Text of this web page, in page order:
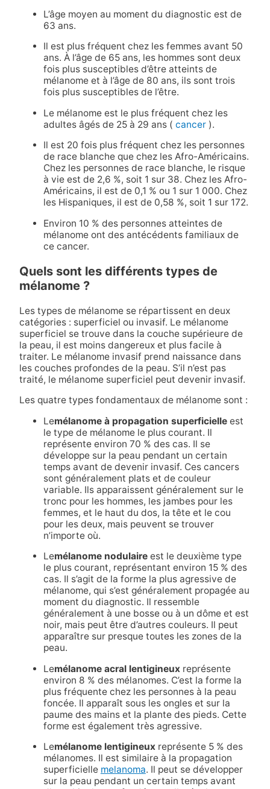
L’âge moyen au moment du diagnostic est de
63 ans.
Il est plus fréquent chez les femmes avant 50
ans. À l’âge de 65 ans, les hommes sont deux
fois plus susceptibles d’être atteints de
mélanome et à l’âge de 80 ans, ils sont trois
fois plus susceptibles de l’être.
Le mélanome est le plus fréquent chez les
adultes âgés de 25 à 29 ans ( cancer).
Il est 20 fois plus fréquent chez les personnes
de race blanche que chez les Afro-Américains.
Chez les personnes de race blanche, le risque
à vie est de 2,6 %, soit 1 sur 38. Chez les Afro-
Américains, il est de 0,1 % ou 1 sur 1 000. Chez
les Hispaniques, il est de 0,58 %, soit 1 sur 172.
Environ 10 % des personnes atteintes de
mélanome ont des antécédents familiaux de
ce cancer.
Quels sont les différents types de
mélanome ?
Les types de mélanome se répartissent en deux
catégories : superficiel ou invasif. Le mélanome
superficiel se trouve dans la couche supérieure de
la peau, il est moins dangereux et plus facile à
traiter. Le mélanome invasif prend naissance dans
les couches profondes de la peau. S’il n’est pas
traité, le mélanome superficiel peut devenir invasif.
Les quatre types fondamentaux de mélanome sont :
Lemélanome à propagation superficielleest
le type de mélanome le plus courant. Il
représente environ 70 % des cas. Il se
développe sur la peau pendant un certain
temps avant de devenir invasif. Ces cancers
sont généralement plats et de couleur
variable. Ils apparaissent généralement sur le
tronc pour les hommes, les jambes pour les
femmes, et le haut du dos, la tête et le cou
pour les deux, mais peuvent se trouver
n’importe où.
Lemélanome nodulaireest le deuxième type
le plus courant, représentant environ 15 % des
cas. Il s’agit de la forme la plus agressive de
mélanome, qui s’est généralement propagée au
moment du diagnostic. Il ressemble
généralement à une bosse ou à un dôme et est
noir, mais peut être d’autres couleurs. Il peut
apparaître sur presque toutes les zones de la
peau.
Lemélanome acral lentigineuxreprésente
environ 8 % des mélanomes. C’est la forme la
plus fréquente chez les personnes à la peau
foncée. Il apparaît sous les ongles et sur la
paume des mains et la plante des pieds. Cette
forme est également très agressive.
Lemélanome lentigineux représente 5 % des
mélanomes. Il est similaire à la propagation
superficielle melanoma. Il peut se développer
sur la peau pendant un certain temps avant